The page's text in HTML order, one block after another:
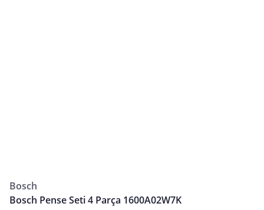
Bosch
Bosch Pense Seti 4 Parça 1600A02W7K